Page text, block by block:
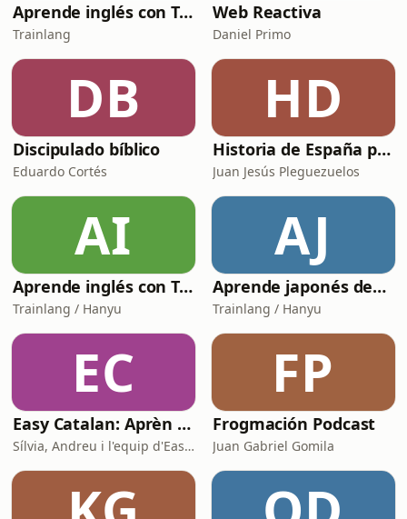
Aprende inglés con Trainlang | Nivel A1 Beginner (Temporada 1)
Trainlang
Web Reactiva
Daniel Primo
DB
Discipulado bíblico
Eduardo Cortés
HD
Historia de España para selectividad
Juan Jesús Pleguezuelos
AI
Aprende inglés con Trainlang | Nivel A2 Elementary (Temporada 2)
Trainlang / Hanyu
AJ
Aprende japonés desde cero (Temporada 2)
Trainlang / Hanyu
EC
Easy Catalan: Aprèn català amb converses reals
Sílvia, Andreu i l'equip d'Easy Catalan
FP
Frogmación Podcast
Juan Gabriel Gomila